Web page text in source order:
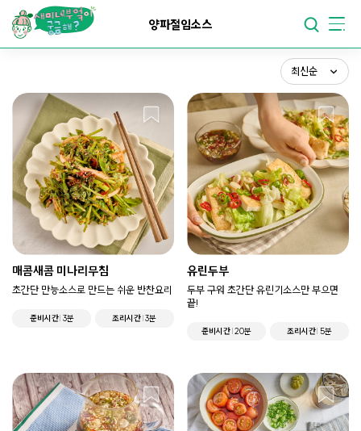
맛있어지는부엌
요리가 쉬워지는
양파절임소스
최신순
조회순
매콤새콤 미나리무침
초간단 만능소스로 만드는 쉬운 반찬요리
준비시간 3분 조리시간 3분
유린두부
두부 구워 초간단 유린기소스만 부으면
끝!
준비시간 20분 조리시간 5분